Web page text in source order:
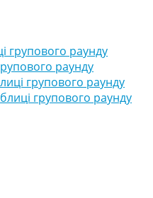
групового раунду
раунду
групового раунду
групового раунду